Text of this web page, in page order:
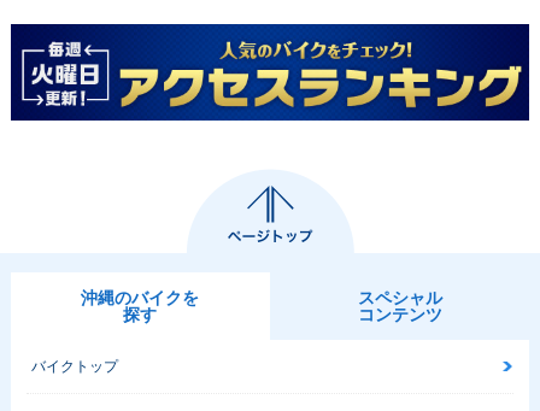
沖縄のバイクを
探す
スペシャル
コンテンツ
バイクトップ